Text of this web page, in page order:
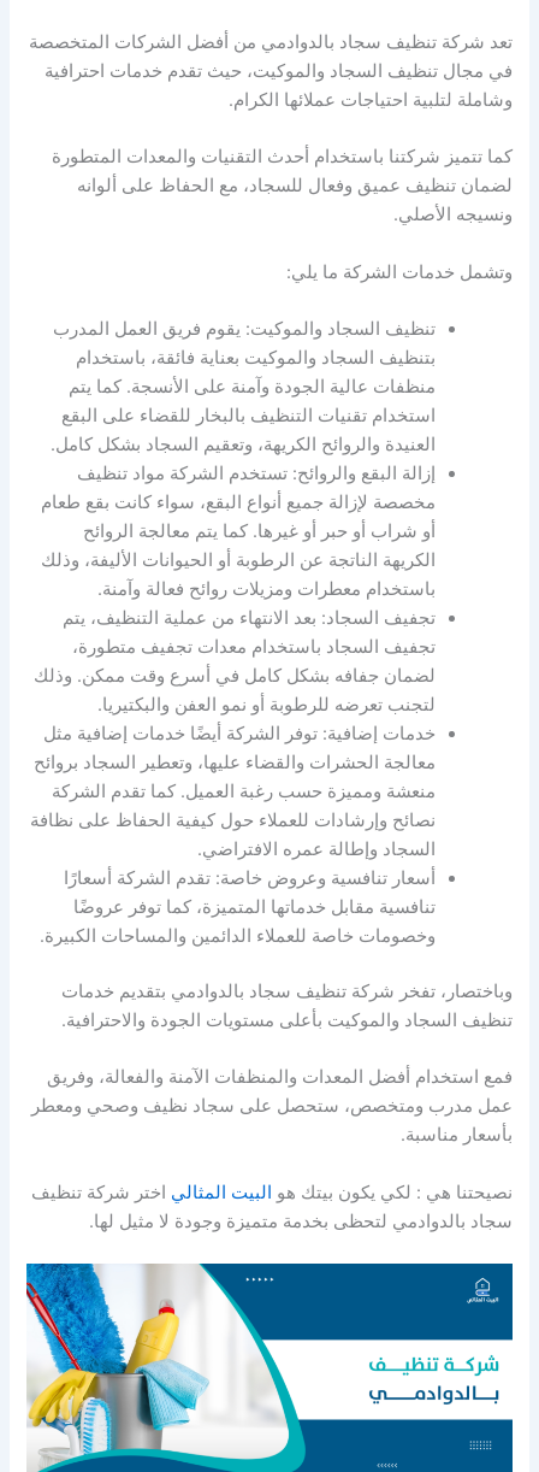
تعد شركة تنظيف سجاد بالدوادمي من أفضل الشركات المتخصصة
في مجال تنظيف السجاد والموكيت، حيث تقدم خدمات احترافية
وشاملة لتلبية احتياجات عملائها الكرام.
كما تتميز شركتنا باستخدام أحدث التقنيات والمعدات المتطورة
لضمان تنظيف عميق وفعال للسجاد، مع الحفاظ على ألوانه
ونسيجه الأصلي.
وتشمل خدمات الشركة ما يلي:
تنظيف السجاد والموكيت: يقوم فريق العمل المدرب
بتنظيف السجاد والموكيت بعناية فائقة، باستخدام
منظفات عالية الجودة وآمنة على الأنسجة. كما يتم
استخدام تقنيات التنظيف بالبخار للقضاء على البقع
العنيدة والروائح الكريهة، وتعقيم السجاد بشكل كامل.
إزالة البقع والروائح: تستخدم الشركة مواد تنظيف
مخصصة لإزالة جميع أنواع البقع، سواء كانت بقع طعام
أو شراب أو حبر أو غيرها. كما يتم معالجة الروائح
الكريهة الناتجة عن الرطوبة أو الحيوانات الأليفة، وذلك
باستخدام معطرات ومزيلات روائح فعالة وآمنة.
تجفيف السجاد: بعد الانتهاء من عملية التنظيف، يتم
تجفيف السجاد باستخدام معدات تجفيف متطورة،
لضمان جفافه بشكل كامل في أسرع وقت ممكن. وذلك
لتجنب تعرضه للرطوبة أو نمو العفن والبكتيريا.
خدمات إضافية: توفر الشركة أيضًا خدمات إضافية مثل
معالجة الحشرات والقضاء عليها، وتعطير السجاد بروائح
منعشة ومميزة حسب رغبة العميل. كما تقدم الشركة
نصائح وإرشادات للعملاء حول كيفية الحفاظ على نظافة
السجاد وإطالة عمره الافتراضي.
أسعار تنافسية وعروض خاصة: تقدم الشركة أسعارًا
تنافسية مقابل خدماتها المتميزة، كما توفر عروضًا
وخصومات خاصة للعملاء الدائمين والمساحات الكبيرة.
وباختصار، تفخر شركة تنظيف سجاد بالدوادمي بتقديم خدمات
تنظيف السجاد والموكيت بأعلى مستويات الجودة والاحترافية.
فمع استخدام أفضل المعدات والمنظفات الآمنة والفعالة، وفريق
عمل مدرب ومتخصص، ستحصل على سجاد نظيف وصحي ومعطر
بأسعار مناسبة.
نصيحتنا هي : لكي يكون بيتك هو البيت المثالي اختر شركة تنظيف
سجاد بالدوادمي لتحظى بخدمة متميزة وجودة لا مثيل لها.